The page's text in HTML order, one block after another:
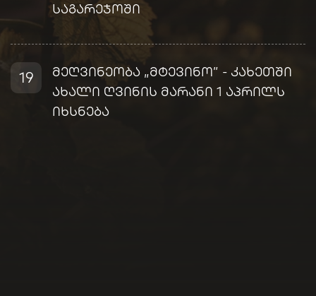
საგარეჯოში
19
მეღვინეობა „მტევინო” - კახეთში
ახალი ღვინის მარანი 1 აპრილს
იხსნება